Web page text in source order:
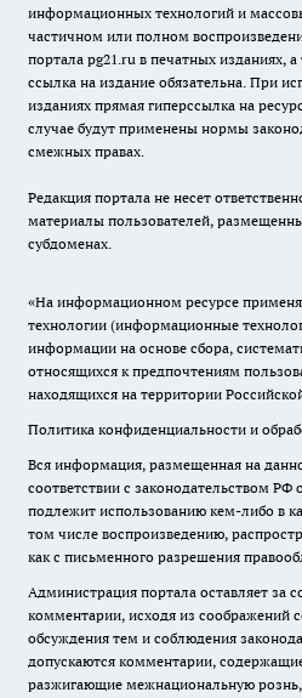
информационных технологий и
частичном или полном
портала pg21.ru в печатных изданиях,
ссылка на издание обязательна. При
изданиях прямая гиперссылка на
случае будут применены нормы
смежных правах.
Редакция портала не несет
материалы пользователей,
субдоменах.
«На информационном ресурсе
технологии (информационные
информации на основе сбора,
относящихся к предпочтениям
находящихся на территории
Политика конфиденциальности и
Вся информация, размещенная на
соответствии с законодательством РФ
подлежит использованию кем-либо в
том числе воспроизведению,
как с письменного разрешения
Администрация портала оставляет за
комментарии, исходя из соображений
обсуждения тем и соблюдения
допускаются комментарии,
разжигающие межнациональную